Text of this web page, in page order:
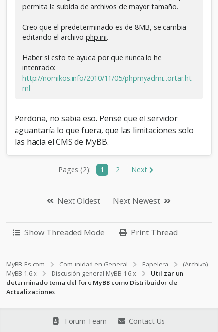
permita la subida de archivos de mayor tamaño.
Creo que el predeterminado es de 8MB, se cambia
editando el archivophp.ini.
Haber si esto te ayuda por que nunca lo he
intentado:
http://nomikos.info/2010/11/05/phpmyadmi...ortar.ht
ml
Perdona, no sabía eso. Pensé que el servidor
aguantaría lo que fuera, que las limitaciones solo
las hacía el CMS de MyBB.
Pages (2): 1 2 Next
Next Oldest Next Newest
Show Threaded Mode Print Thread
MyBB-Es.com Comunidad en General Papelera
(Archivo)
MyBB 1.6.x
Discusión general MyBB 1.6.x
Utilizar un
determinado tema del foro MyBB como Distribuidor de
Actualizaciones
Forum Team
Contact Us